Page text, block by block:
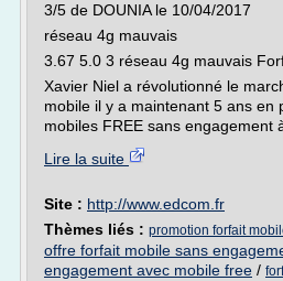
3/5 de DOUNIA le 10/04/2017
réseau 4g mauvais
3.67 5.0 3 réseau 4g mauvais
Xavier Niel a révolutionné le
mobile il y a maintenant 5 ans en
mobiles FREE sans engagement
Lire la suite
Site : http://www.edcom.fr
Thèmes liés : promotion forfait
offre forfait mobile sans
engagement avec mobile free /